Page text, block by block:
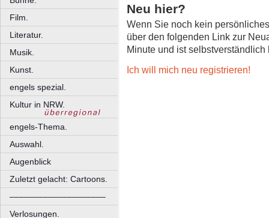
Film.
Literatur.
Musik.
Kunst.
engels spezial.
Kultur in NRW.
engels-Thema.
Auswahl.
Augenblick
Zuletzt gelacht: Cartoons.
––––––––––––––––––––
Verlosungen.
Neu hier?
Wenn Sie noch kein
über den folgenden Link zur
Minute und ist selbstverständlich
Ich will mich neu registrieren!